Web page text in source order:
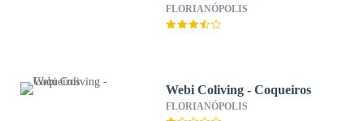
FLORIANÓPOLIS
Webi Coliving - Coqueiros
FLORIANÓPOLIS